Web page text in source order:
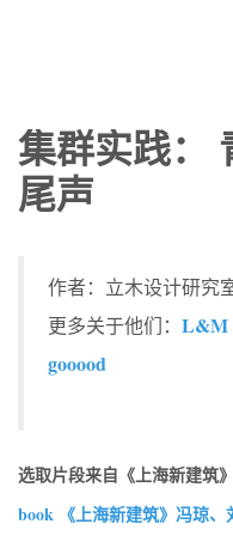
集群实践：
尾声
作者：立木设计研究
更多关于他们： L&M
gooood
选取片段来自《上海新建筑
book 《上海新建筑》冯琼、